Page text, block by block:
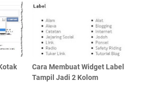
Cara Membuat Widget Label
Tampil Jadi 2 Kolom